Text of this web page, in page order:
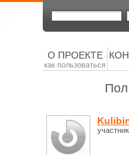
О ПРОЕКТЕ
как пользоваться
участник